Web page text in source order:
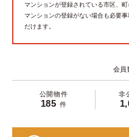
マンションが登録されている市区、町
マンションの登録がない場合も必要
だけます。
会員
公開物件
185 件
非